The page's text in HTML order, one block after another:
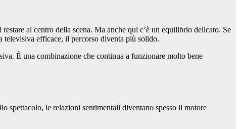
al centro della scena. Ma anche qui c’è un equilibrio delicato. Se
televisiva efficace, il percorso diventa più solido.
È una combinazione che continua a funzionare molto bene
spettacolo, le relazioni sentimentali diventano spesso il motore